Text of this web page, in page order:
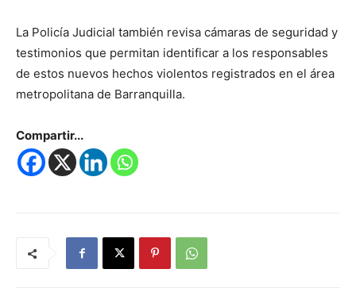
La Policía Judicial también revisa cámaras de seguridad y
testimonios que permitan identificar a los responsables
de estos nuevos hechos violentos registrados en el área
metropolitana de Barranquilla.
Compartir...